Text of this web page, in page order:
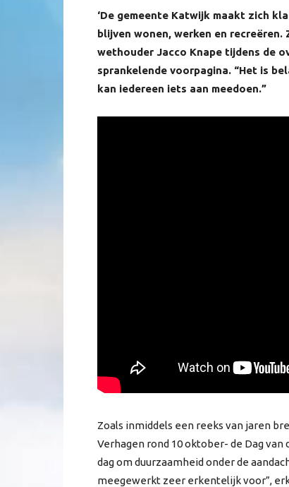
‘De gemeente Katwijk maakt zich
blijven wonen, werken en recreëren.
wethouder Jacco Knape tijdens de
sprankelende voorpagina. “Het is
kan iedereen iets aan meedoen.”
Zoals inmiddels een reeks van jaren
Verhagen rond 10 oktober- de Dag
dag om duurzaamheid onder de
meegewerkt zeer erkentelijk voor”,